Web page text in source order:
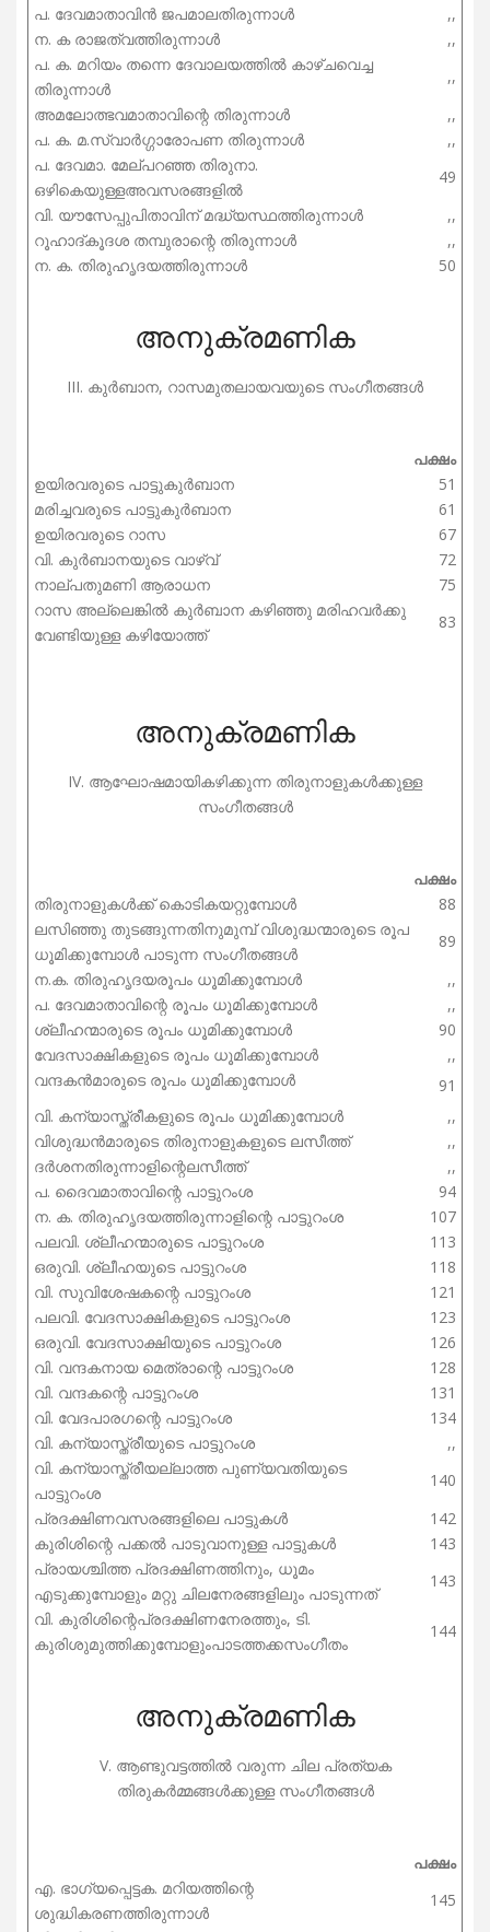
പ. ദേവമാതാവിൻ ജപമാലതിരുന്നാൾ
,,
ന. ക രാജത്വത്തിരുന്നാൾ
,,
പ. ക. മറിയം തന്നെ ദേവാലയത്തിൽ കാഴ്ചവെച്ച
തിരുന്നാൾ
,,
അമലോത്ഭവമാതാവിന്റെ തിരുന്നാൾ
,,
പ. ക. മ.സ്വാർഗ്ഗാരോപണ തിരുന്നാൾ
,,
പ. ദേവമാ. മേല്പറഞ്ഞ തിരുനാ.
ഒഴികെയുള്ളഅവസരങ്ങളിൽ
49
വി. യൗസേപ്പുപിതാവിന് മദ്ധ്യസ്ഥത്തിരുന്നാൾ
,,
റൂഹാദ്കൂദശ തമ്പുരാന്റെ തിരുന്നാൾ
,,
ന. ക. തിരുഹൃദയത്തിരുന്നാൾ
50
അനുക്രമണിക
III. കുർബാന, റാസമുതലായവയുടെ സംഗീതങ്ങൾ
പക്ഷം
ഉയിരവരുടെ പാട്ടുകുർബാന
51
മരിച്ചവരുടെ പാട്ടുകുർബാന
61
ഉയിരവരുടെ റാസ
67
വി. കുർബാനയുടെ വാഴ്‌വ്
72
നാല്പതുമണി ആരാധന
75
റാസ അല്ലെങ്കിൽ കുർബാന കഴിഞ്ഞു മരിഹവർക്കു
വേണ്ടിയുള്ള കഴിയോത്ത്
83
അനുക്രമണിക
IV. ആഘോഷമായികഴിക്കുന്ന തിരുനാളുകൾക്കുള്ള
സംഗീതങ്ങൾ
പക്ഷം
തിരുനാളുകൾക്ക് കൊടികയറ്റുമ്പോൾ
88
ലസിഞ്ഞു തുടങ്ങുന്നതിനുമുമ്പ് വിശുദ്ധന്മാരുടെ രൂപ
ധൂമിക്കുമ്പോൾ പാടുന്ന സംഗീതങ്ങൾ
89
ന.ക. തിരുഹൃദയരൂപം ധൂമിക്കുമ്പോൾ
,,
പ. ദേവമാതാവിന്റെ രൂപം ധൂമിക്കുമ്പോൾ
,,
ശ്ലീഹന്മാരുടെ രൂപം ധൂമിക്കുമ്പോൾ
90
വേദസാക്ഷികളുടെ രൂപം ധൂമിക്കുമ്പോൾ
,,
വന്ദകൻമാരുടെ രൂപം ധൂമിക്കുമ്പോൾ
91
വി. കന്യാസ്ത്രീകളുടെ രൂപം ധൂമിക്കുമ്പോൾ
,,
വിശുദ്ധൻമാരുടെ തിരുനാളുകളുടെ ലസീത്ത്
,,
ദർശനതിരുന്നാളിന്റെലസീത്ത്
,,
പ. ദൈവമാതാവിന്റെ പാട്ടുറംശ
94
ന. ക. തിരുഹൃദയത്തിരുന്നാളിന്റെ പാട്ടുറംശ
107
പലവി. ശ്ലീഹന്മാരുടെ പാട്ടുറംശ
113
ഒരുവി. ശ്ലീഹയുടെ പാട്ടുറംശ
118
വി. സുവിശേഷകന്റെ പാട്ടുറംശ
121
പലവി. വേദസാക്ഷികളുടെ പാട്ടുറംശ
123
ഒരുവി. വേദസാക്ഷിയുടെ പാട്ടുറംശ
126
വി. വന്ദകനായ മെത്രാന്റെ പാട്ടുറംശ
128
വി. വന്ദകന്റെ പാട്ടുറംശ
131
വി. വേദപാരഗന്റെ പാട്ടുറംശ
134
വി. കന്യാസ്ത്രീയുടെ പാട്ടുറംശ
,,
വി. കന്യാസ്ത്രീയല്ലാത്ത പുണ്യവതിയുടെ
പാട്ടുറംശ
140
പ്രദക്ഷിണവസരങ്ങളിലെ പാട്ടുകൾ
142
കുരിശിന്റെ പക്കൽ പാടുവാനുള്ള പാട്ടുകൾ
143
പ്രായശ്ചിത്ത പ്രദക്ഷിണത്തിനും, ധൂമം
എടുക്കുമ്പോളും മറ്റു ചിലനേരങ്ങളിലും പാടുന്നത്
143
വി. കുരിശിന്റെപ്രദക്ഷിണനേരത്തും, ടി.
കുരിശുമുത്തിക്കുമ്പോളുംപാടത്തക്കസംഗീതം
144
അനുക്രമണിക
V. ആണ്ടുവട്ടത്തിൽ വരുന്ന ചില പ്രത്യക
തിരുകർമ്മങ്ങൾക്കുള്ള സംഗീതങ്ങൾ
പക്ഷം
എ. ഭാഗ്യപ്പെട്ടക. മറിയത്തിന്റെ
ശുദ്ധികരണത്തിരുന്നാൾ
145